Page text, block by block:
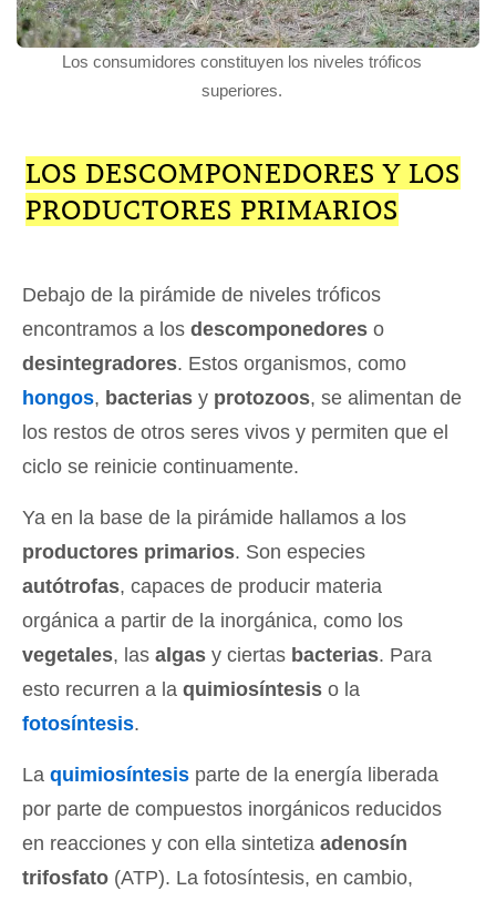
Los consumidores constituyen los niveles tróficos
superiores.
LOS DESCOMPONEDORES Y LOS
PRODUCTORES PRIMARIOS
Debajo de la pirámide de niveles tróficos
encontramos a los descomponedores o
desintegradores. Estos organismos, como
hongos, bacterias y protozoos, se alimentan de
los restos de otros seres vivos y permiten que el
ciclo se reinicie continuamente.
Ya en la base de la pirámide hallamos a los
productores primarios. Son especies
autótrofas, capaces de producir materia
orgánica a partir de la inorgánica, como los
vegetales, las algas y ciertas bacterias. Para
esto recurren a la quimiosíntesis o la
fotosíntesis.
La quimiosíntesis parte de la energía liberada
por parte de compuestos inorgánicos reducidos
en reacciones y con ella sintetiza adenosín
trifosfato (ATP). La fotosíntesis, en cambio,